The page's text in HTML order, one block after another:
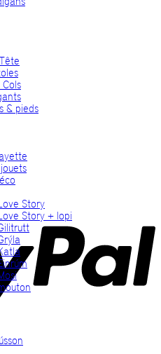
Cols
& pieds
Story
Story + lopi